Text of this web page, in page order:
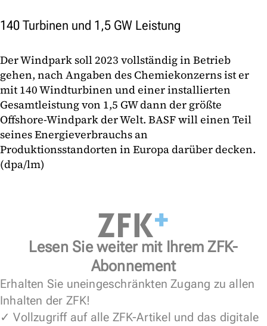
140 Turbinen und 1,5 GW Leistung
Der Windpark soll 2023 vollständig in Betrieb
gehen, nach Angaben des Chemiekonzerns ist er
mit 140 Windturbinen und einer installierten
Gesamtleistung von 1,5 GW dann der größte
Offshore-Windpark der Welt. BASF will einen Teil
seines Energieverbrauchs an
Produktionsstandorten in Europa darüber decken.
(dpa/lm)
Lesen Sie weiter mit Ihrem ZFK-
Abonnement
Erhalten Sie uneingeschränkten Zugang zu allen
Inhalten der ZFK!
✓ Vollzugriff auf alle ZFK-Artikel und das digitale